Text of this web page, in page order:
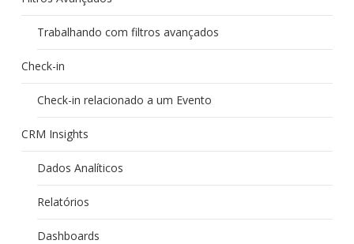
Trabalhando com filtros avançados
Check-in
Check-in relacionado a um Evento
CRM Insights
Dados Analíticos
Relatórios
Dashboards